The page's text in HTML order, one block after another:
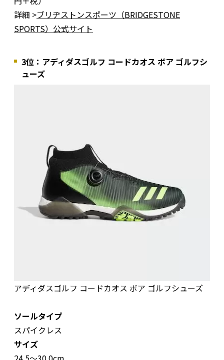
詳細 >ブリヂストンスポーツ（BRIDGESTONE
SPORTS）公式サイト
3位：アディダスゴルフ コードカオス ボア ゴルフシ
ューズ
アディダスゴルフ コードカオス ボア ゴルフシューズ
ソールタイプ
スパイクレス
サイズ